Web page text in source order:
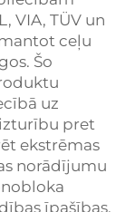
VIA, TÜV un
ceļu
Šo
uz
pret
ekstrēmas
norādījumu
īpašības,